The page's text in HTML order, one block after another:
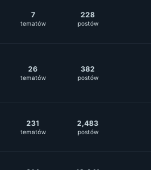
7
tematów
228
postów
26
tematów
382
postów
231
tematów
2,483
postów